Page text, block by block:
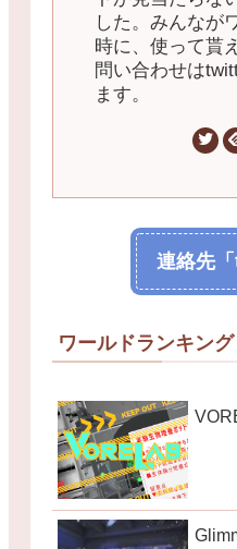
した。みんなが
時に、使って貰
問い合わせは
ます。
連絡先
ワールドランキング